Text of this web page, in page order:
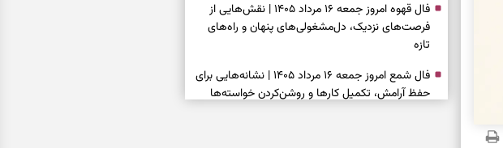
فال قهوه امروز جمعه ۱۶ مرداد ۱۴۰۵ | نقش‌هایی از
فرصت‌های نزدیک، دل‌مشغولی‌های پنهان و راه‌های
تازه
فال شمع امروز جمعه ۱۶ مرداد ۱۴۰۵ | نشانه‌هایی برای
حفظ آرامش، تکمیل کارها و روشن‌کردن خواسته‌ها